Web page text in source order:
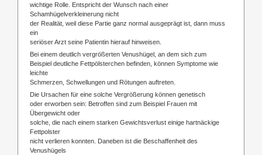
wichtige Rolle. Entspricht der Wunsch nach einer
Schamhügelverkleinerung nicht
der Realität, weil diese Partie ganz normal ausgeprägt ist, dann muss
ein
seriöser Arzt seine Patientin hierauf hinweisen.
Bei einem deutlich vergrößerten Venushügel, an dem sich zum
Beispiel deutliche Fettpölsterchen befinden, können Symptome wie
leichte
Schmerzen, Schwellungen und Rötungen auftreten.
Die Ursachen für eine solche Vergrößerung können genetisch
oder erworben sein: Betroffen sind zum Beispiel Frauen mit
Übergewicht oder
solche, die nach einem starken Gewichtsverlust einige hartnäckige
Fettpolster
nicht verlieren konnten. Daneben ist die Beschaffenheit des
Venushügels